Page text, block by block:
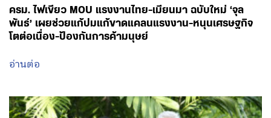
ครม. ไฟเขียว MOU แรงงานไทย-เมียนมา ฉบับใหม่ ‘จุล
พันธ์’ เผยช่วยแก้ปมแก้ขาดแคลนแรงงาน-หนุนเศรษฐกิจ
โตต่อเนื่อง-ป้องกันการค้ามนุษย์
อ่านต่อ